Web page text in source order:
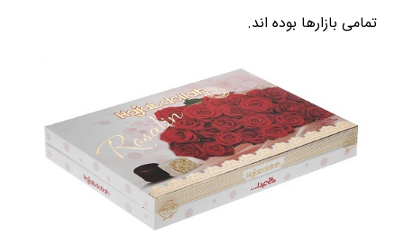
تمامی بازارها بوده اند.